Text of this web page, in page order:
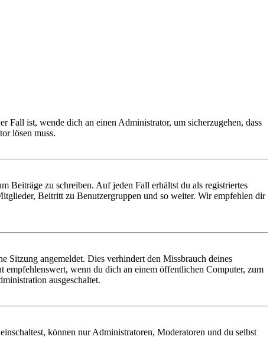
Fall ist, wende dich an einen Administrator, um sicherzugehen, dass
lösen muss.
Beiträge zu schreiben. Auf jeden Fall erhältst du als registriertes
Beitritt zu Benutzergruppen und so weiter. Wir empfehlen dir
Sitzung angemeldet. Dies verhindert den Missbrauch deines
wenn du dich an einem öffentlichen Computer, zum
ausgeschaltet.
können nur Administratoren, Moderatoren und du selbst